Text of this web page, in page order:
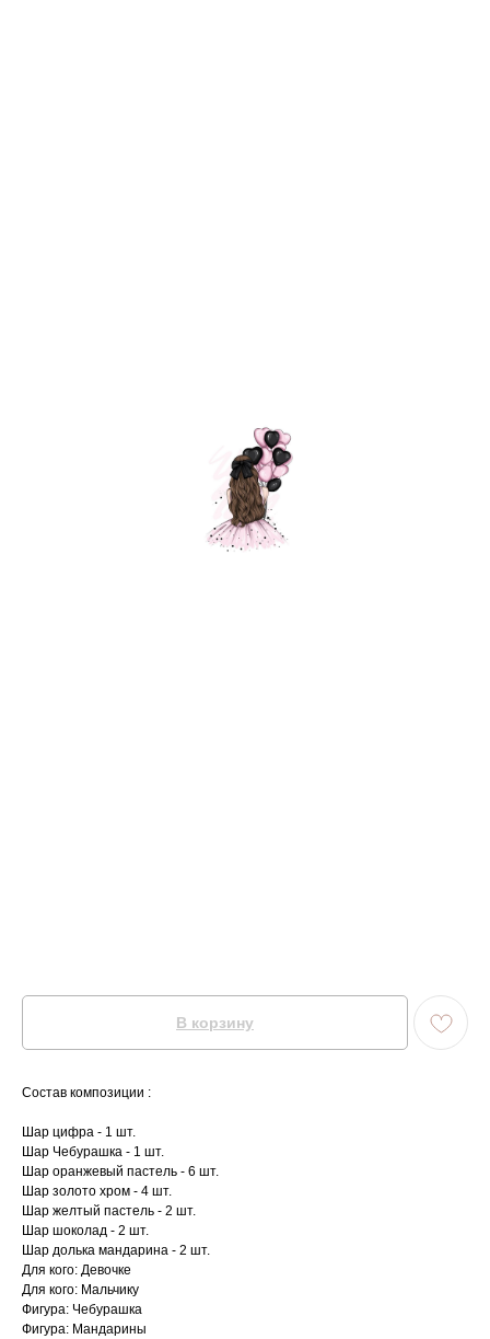
В корзину
Состав композиции :
Шар цифра - 1 шт.
Шар Чебурашка - 1 шт.
Шар оранжевый пастель - 6 шт.
Шар золото хром - 4 шт.
Шар желтый пастель - 2 шт.
Шар шоколад - 2 шт.
Шар долька мандарина - 2 шт.
Для кого: Девочке
Для кого: Мальчику
Фигура: Чебурашка
Фигура: Мандарины